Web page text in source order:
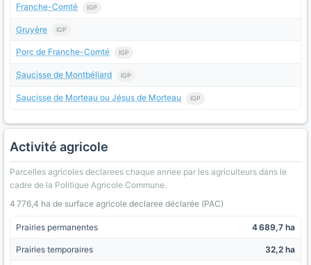
Franche-Comté IGP
Gruyère IGP
Porc de Franche-Comté IGP
Saucisse de Montbéliard IGP
Saucisse de Morteau ou Jésus de Morteau IGP
Activité agricole
Parcelles agricoles declarees chaque annee par les agriculteurs dans le
cadre de la Politique Agricole Commune.
4 776,4 ha de surface agricole declaree déclarée (PAC)
Prairies permanentes 4 689,7 ha
Prairies temporaires 32,2 ha